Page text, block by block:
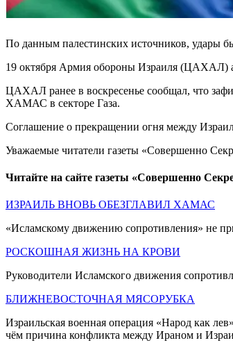
По данным палестинских источников, удары
19 октября Армия обороны Израиля (ЦАХАЛ)
ЦАХАЛ ранее в воскресенье сообщал, что
ХАМАС в секторе Газа.
Соглашение о прекращении огня между
Уважаемые читатели газеты «Совершенно
Читайте на сайте газеты «Совершенно
ИЗРАИЛЬ ВНОВЬ ОБЕЗГЛАВИЛ ХАМАС
«Исламскому движению сопротивления» не
РОСКОШНАЯ ЖИЗНЬ НА КРОВИ
Руководители Исламского движения
БЛИЖНЕВОСТОЧНАЯ МЯСОРУБКА
Израильская военная операция «Народ как
чём причина конфликта между Ираном и